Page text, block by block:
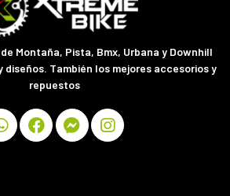
Montaña, Pista, Bmx, Urbana y Downhill
diseños. También los mejores accesorios y
repuestos